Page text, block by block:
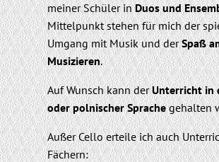
meiner Schüler inDuos und
Mittelpunkt stehen für mich der
Umgang mit Musik und derSpaß
Musizieren.
Auf Wunsch kann derUnterricht in
oder polnischer Sprachegehalten
Außer Cello erteile ich auch
Fächern: